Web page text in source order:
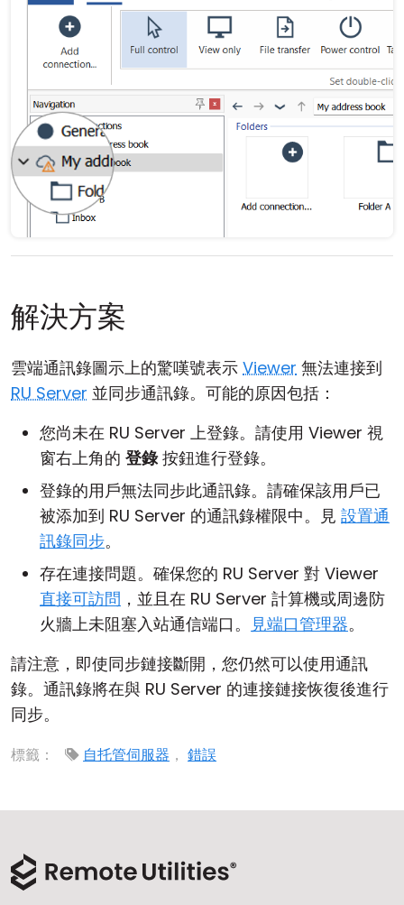
解決方案
雲端通訊錄圖示上的驚嘆號表示 Viewer 無法連接到
RU Server 並同步通訊錄。可能的原因包括：
您尚未在 RU Server 上登錄。請使用 Viewer 視
窗右上角的 登錄按鈕進行登錄。
登錄的用戶無法同步此通訊錄。請確保該用戶已
被添加到 RU Server 的通訊錄權限中。見 設置通
訊錄同步。
存在連接問題。確保您的 RU Server 對 Viewer
直接可訪問 ，並且在 RU Server 計算機或周邊防
火牆上未阻塞入站通信端口。 見端口管理器。
請注意，即使同步鏈接斷開，您仍然可以使用通訊
錄。通訊錄將在與 RU Server 的連接鏈接恢復後進行
同步。
標籤： 自托管伺服器 ， 錯誤